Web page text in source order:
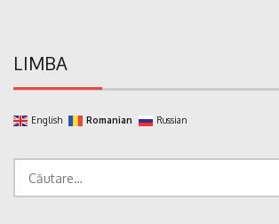
LIMBA
English Romanian Russian